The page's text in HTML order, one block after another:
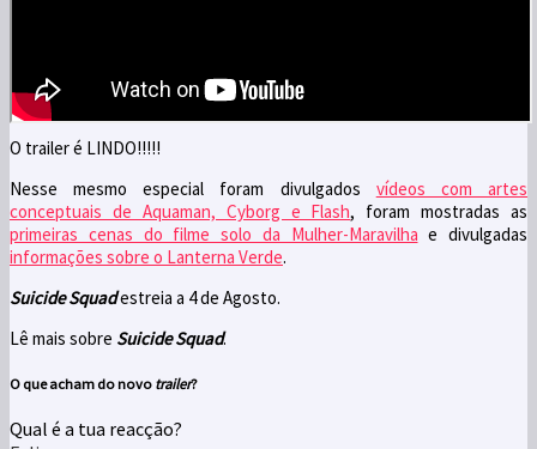
O trailer é LINDO!!!!!
Nesse mesmo especial foram divulgados vídeos com artes
conceptuais de Aquaman, Cyborg e Flash, foram mostradas as
primeiras cenas do filme solo da Mulher-Maravilha e divulgadas
informações sobre o Lanterna Verde.
Suicide Squadestreia a 4 de Agosto.
Lê mais sobre Suicide Squad.
O que acham do novo trailer?
Qual é a tua reacção?